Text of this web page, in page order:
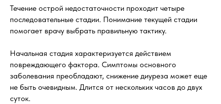
Течение острой недостаточности проходит четыре
последовательные стадии. Понимание текущей стадии
помогает врачу выбрать правильную тактику.
Начальная стадия характеризуется действием
повреждающего фактора. Симптомы основного
заболевания преобладают, снижение диуреза может еще
не быть очевидным. Длится от нескольких часов до двух
суток.